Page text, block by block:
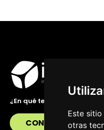
Este
otras
¿En qué te podemos
CONTÁCTANOS